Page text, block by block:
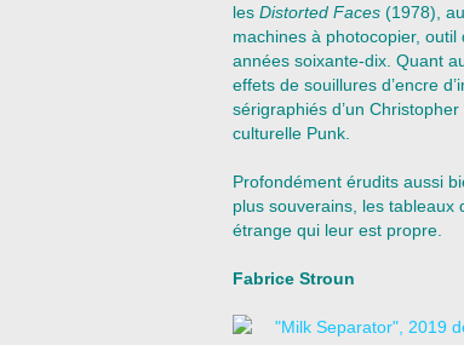
les Distorted Faces (1978),
machines à photocopier,
années soixante-dix. Quant
effets de souillures d’encre
sérigraphiés d’un
culturelle Punk.
Profondément érudits aussi
plus souverains, les tableaux
étrange qui leur est propre.
Fabrice Stroun